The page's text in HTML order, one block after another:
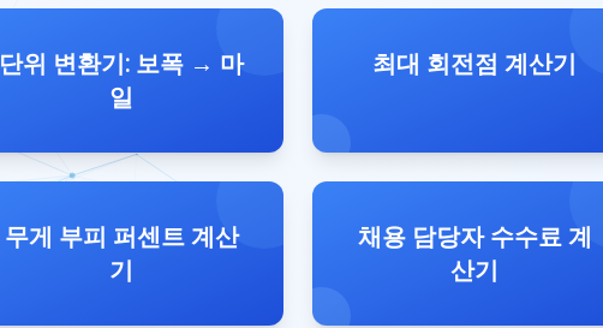
단위 변환기: 보폭 → 마
일
최대 회전점 계산기
무게 부피 퍼센트 계산
기
채용 담당자 수수료 계
산기